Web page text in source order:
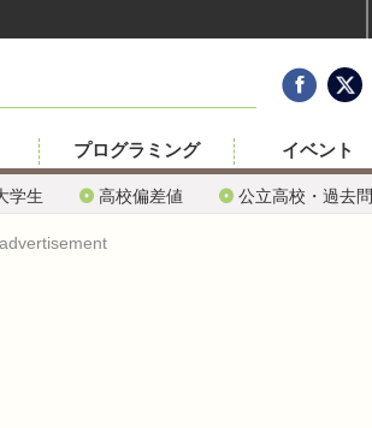
学生 高校偏差値 公立高校・過去問
プログラミング イベント
advertisement